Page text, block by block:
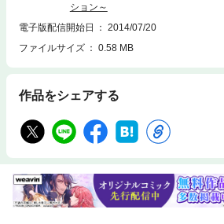
ション～
電子版配信開始日
2014/07/20
ファイルサイズ
0.58 MB
作品をシェアする